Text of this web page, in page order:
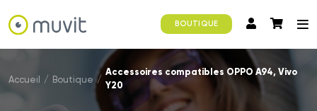
BOUTIQUE
Accueil / Boutique /
Accessoires compatibles OPPO A94, Vivo
Y20